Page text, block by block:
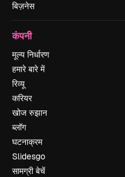
बिज़नेस
कंपनी
मूल्य निर्धारण
हमारे बारे में
रिव्यू
करियर
खोज रुझान
ब्लॉग
घटनाक्रम
Slidesgo
सामग्री बेचें